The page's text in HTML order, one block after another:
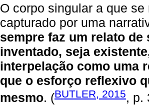
O corpo singular a que
capturado por uma
sempre faz um relato
inventado, seja
interpelação como uma
que o esforço reflexivo
mesmo. (BUTLER, 2015, p.